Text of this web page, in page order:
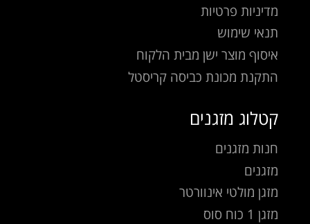
מדיניות פרטיות
תנאי שימוש
איסוף מוצר ישן מבית הלקוח
התקנת מכונת כביסה קריסטל
קטלוג מזגנים
חנות מזגנים
מזגנים
מזגן מולטי אינוורטר
מזגן 1 כוח סוס